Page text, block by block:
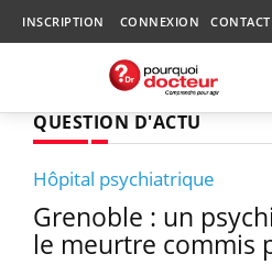
INSCRIPTION CONNEXION CONTACT
QUESTION D'ACTU
Hôpital psychiatrique
Grenoble : un
le meurtre commis